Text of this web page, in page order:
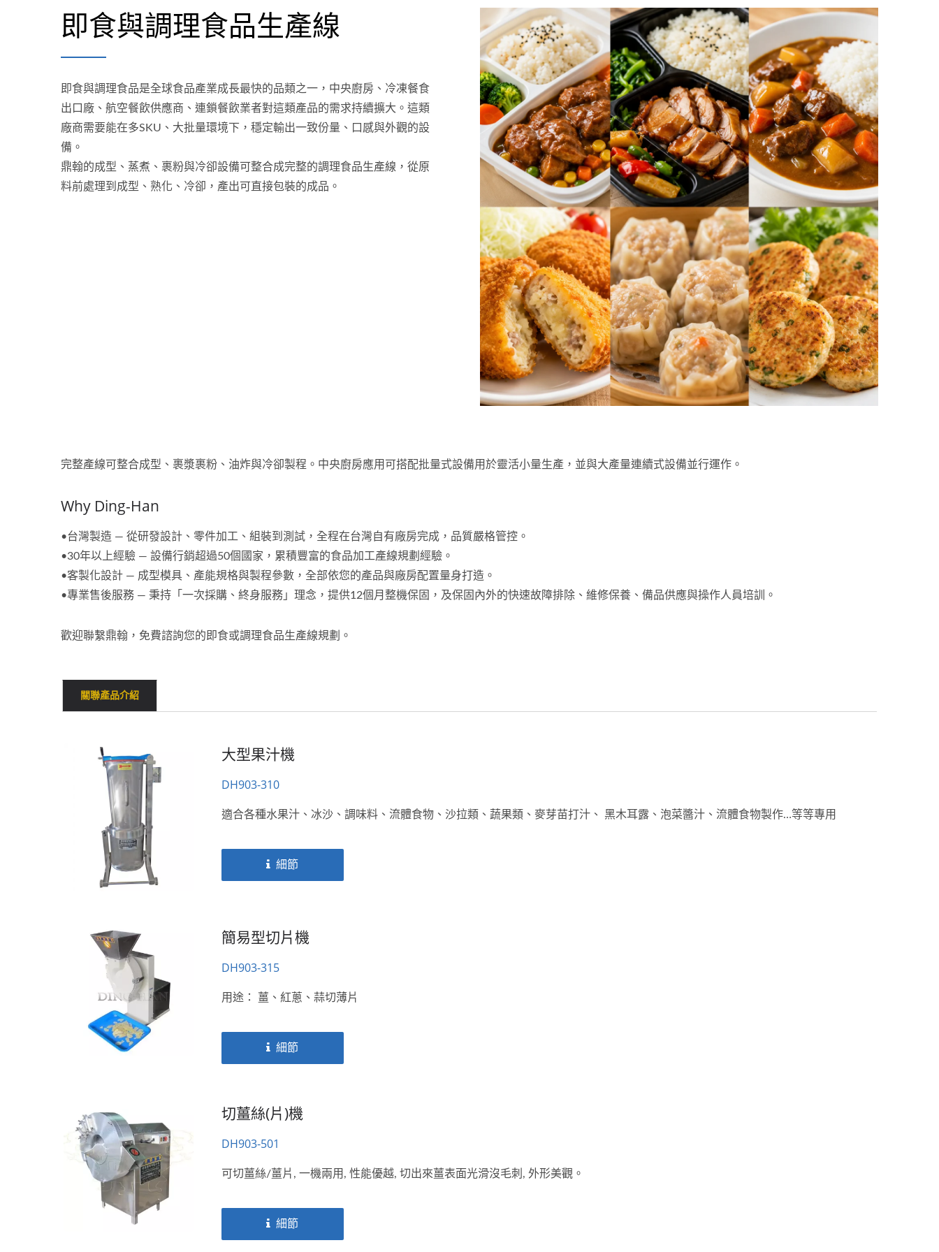
即食與調理食品生產線
即食與調理食品是全球食品產業成長最快的品類之一，中央廚房、冷凍餐食
出口廠、航空餐飲供應商、連鎖餐飲業者對這類產品的需求持續擴大。這類
廠商需要能在多SKU、大批量環境下，穩定輸出一致份量、口感與外觀的設
備。
鼎翰的成型、蒸煮、裹粉與冷卻設備可整合成完整的調理食品生產線，從原
料前處理到成型、熟化、冷卻，產出可直接包裝的成品。
完整產線可整合成型、裹漿裹粉、油炸與冷卻製程。中央廚房應用可搭配批量式設備用於靈活小量生產，並與大產量連續式設備並行運作。
Why Ding-Han
•台灣製造 — 從研發設計、零件加工、組裝到測試，全程在台灣自有廠房完成，品質嚴格管控。
•30年以上經驗 — 設備行銷超過50個國家，累積豐富的食品加工產線規劃經驗。
•客製化設計 — 成型模具、產能規格與製程參數，全部依您的產品與廠房配置量身打造。
•專業售後服務 — 秉持「一次採購、終身服務」理念，提供12個月整機保固，及保固內外的快速故障排除、維修保養、備品供應與操作人員培訓。
歡迎聯繫鼎翰，免費諮詢您的即食或調理食品生產線規劃。
關聯產品介紹
大型果汁機
DH903-310
適合各種水果汁、冰沙、調味料、流體食物、沙拉類、蔬果類、麥芽苗打汁、 黑木耳露、泡菜醬汁、流體食物製作…等等專用
細節
簡易型切片機
DH903-315
用途： 薑、紅蔥、蒜切薄片
細節
切薑絲(片)機
DH903-501
可切薑絲/薑片, 一機兩用, 性能優越, 切出來薑表面光滑沒毛刺, 外形美觀。
細節